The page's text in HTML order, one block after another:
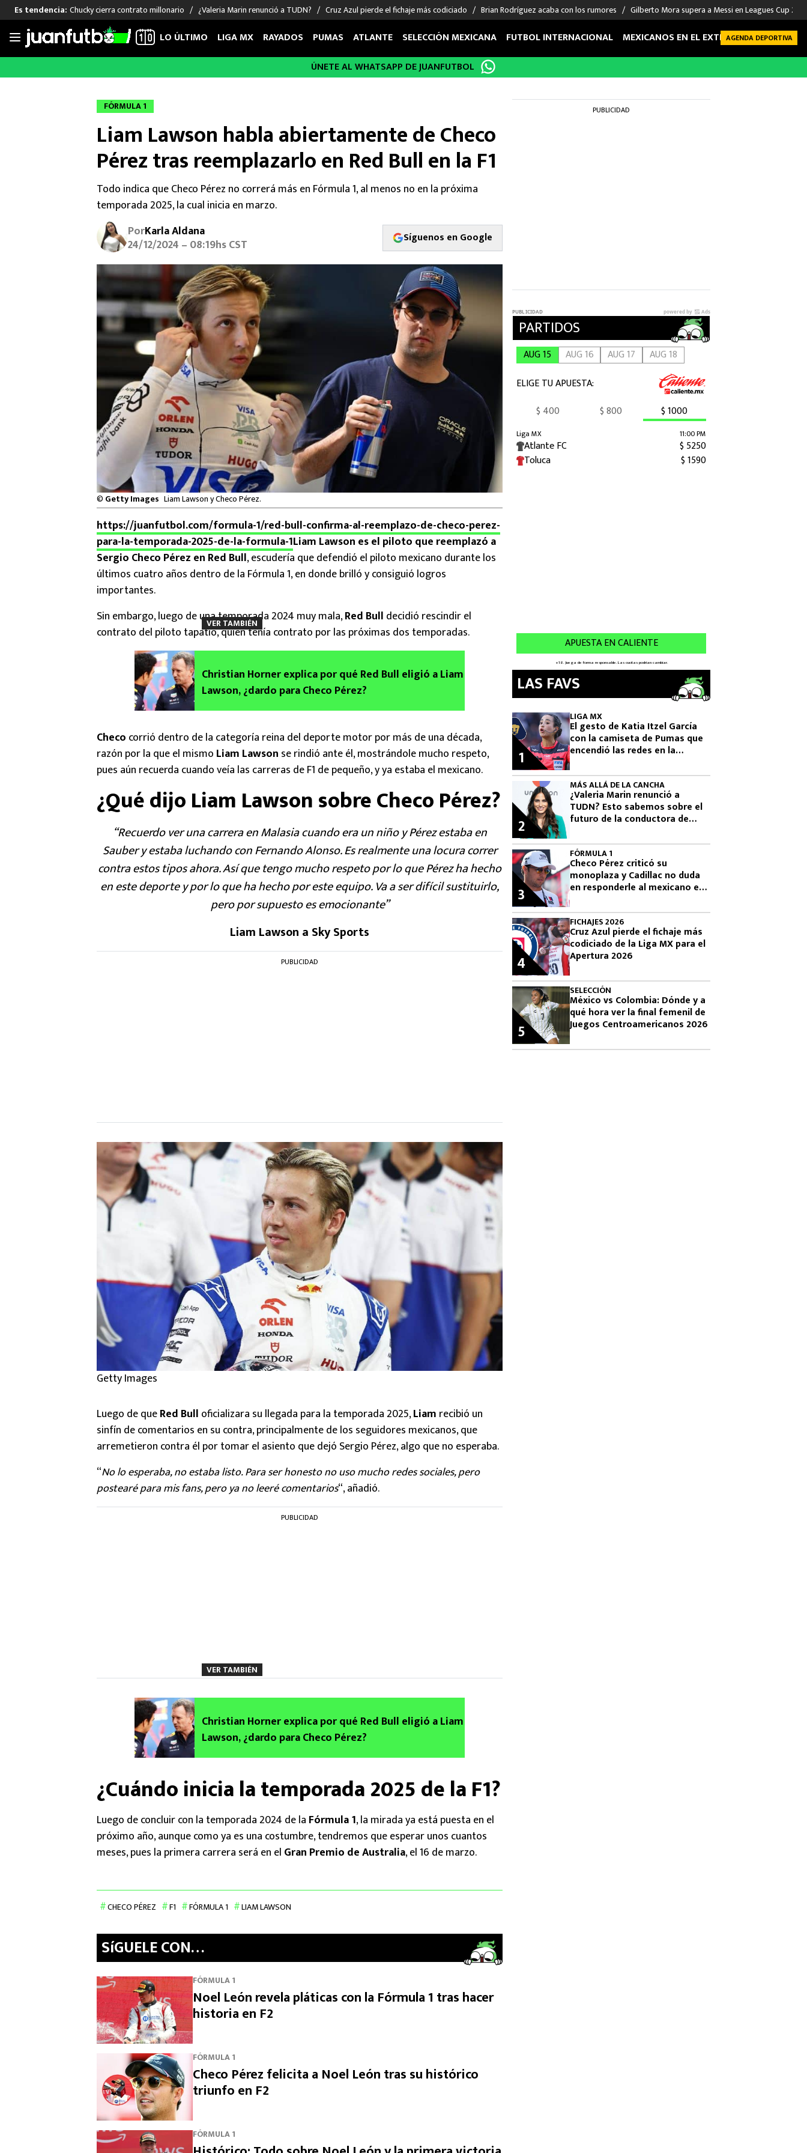
Saltar
Es tendencia: Chucky cierra contrato millonario ¿Valeria Marin renunció a TUDN? Cruz Azul pierde el fichaje más codiciado Brian Rodríguez acaba con los rumores Gilberto Mora supera a Messi en Leagues Cup
LIGA MX
Chivas de Guadalajara
FUT INTERNACIONAL
Las Noticias
Selección Mexicana
Champions League
Real Madrid
Barcelona
MEXICANOS EN EL EXTRANJERO
Memo Ochoa
Chino Huerta
Edson Álvarez
Santiago Giménez
Rodrigo Huescas
FIGURAS
Sergio Ramos
Giorgos Giakoumakis
André Jardine
DEPORTES
Boxeo
NFL
LO ÚLTIMO LIGA MX RAYADOS PUMAS ATLANTE SELECCIÓN MEXICANA FUTBOL INTERNACIONAL MEXICANOS EN EL EXTRANJERO FUTBOL
AGENDA DEPORTIVA
ÚNETE AL WHATSAPP DE JUANFUTBOL
FÓRMULA 1
Liam Lawson habla abiertamente de Checo
Pérez tras reemplazarlo en Red Bull en la F1
Todo indica que Checo Pérez no correrá más en Fórmula 1, al menos no en la próxima
temporada 2025, la cual inicia en marzo.
PorKarla Aldana
24/12/2024 – 08:19hs CST Síguenos en Google
© Getty Images Liam Lawson y Checo Pérez.
https://juanfutbol.com/formula-1/red-bull-confirma-al-reemplazo-de-checo-perez-
para-la-temporada-2025-de-la-formula-1Liam Lawson es el piloto que reemplazó a
Sergio Checo Pérez en Red Bull, escudería que defendió el piloto mexicano durante los
últimos cuatro años dentro de la Fórmula 1, en donde brilló y consiguió logros
importantes.
Sin embargo, luego de una temporada 2024 muy mala,Red Bull decidió rescindir el
contrato del piloto tapatío, quien tenía contrato por las próximas dos temporadas.
VER TAMBIÉN
Christian Horner explica por qué Red Bull eligió a Liam
Lawson, ¿dardo para Checo Pérez?
Checo corrió dentro de la categoría reina del deporte motor por más de una década,
razón por la que el mismo Liam Lawson se rindió ante él, mostrándole mucho respeto,
pues aún recuerda cuando veía las carreras de F1 de pequeño, y ya estaba el mexicano.
¿Qué dijo Liam Lawson sobre Checo Pérez?
“Recuerdo ver una carrera en Malasia cuando era un niño y Pérez estaba en
Sauber y estaba luchando con Fernando Alonso. Es realmente una locura correr
contra estos tipos ahora. Así que tengo mucho respeto por lo que Pérez ha hecho
en este deporte y por lo que ha hecho por este equipo. Va a ser difícil sustituirlo,
pero por supuesto es emocionante”
Liam Lawson a Sky Sports
PUBLICIDAD
Getty Images
Luego de queRed Bull oficializara su llegada para la temporada 2025,Liam recibió un
sinfín de comentarios en su contra, principalmente de los seguidores mexicanos, que
arremetieron contra él por tomar el asiento que dejó Sergio Pérez, algo que no esperaba.
“No lo esperaba, no estaba listo. Para ser honesto no uso mucho redes sociales, pero
postearé para mis fans, pero ya no leeré comentarios“, añadió.
PUBLICIDAD
VER TAMBIÉN
Christian Horner explica por qué Red Bull eligió a Liam
Lawson, ¿dardo para Checo Pérez?
¿Cuándo inicia la temporada 2025 de la F1?
Luego de concluir con la temporada 2024 de la Fórmula 1, la mirada ya está puesta en el
próximo año, aunque como ya es una costumbre, tendremos que esperar unos cuantos
meses, pues la primera carrera será en el Gran Premio de Australia, el 16 de marzo.
CHECO PÉREZ F1 FÓRMULA 1 LIAM LAWSON
SíGUELE CON…
FÓRMULA 1
Noel León revela pláticas con la Fórmula 1 tras hacer
historia en F2
FÓRMULA 1
Checo Pérez felicita a Noel León tras su histórico
triunfo en F2
FÓRMULA 1
PUBLICIDAD
LAS FAVS
LIGA MX
El gesto de Katia Itzel García
con la camiseta de Pumas que
encendió las redes en la
1
MÁS ALLÁ DE LA CANCHA
¿Valeria Marin renunció a
TUDN? Esto sabemos sobre el
futuro de la conductora de
2
FÓRMULA 1
Checo Pérez criticó su
monoplaza y Cadillac no duda
en responderle al mexicano en
3
FICHAJES 2026
Cruz Azul pierde el fichaje más
codiciado de la Liga MX para el
Apertura 2026
4
SELECCIÓN
México vs Colombia: Dónde y a
qué hora ver la final femenil de
Juegos Centroamericanos 2026
5